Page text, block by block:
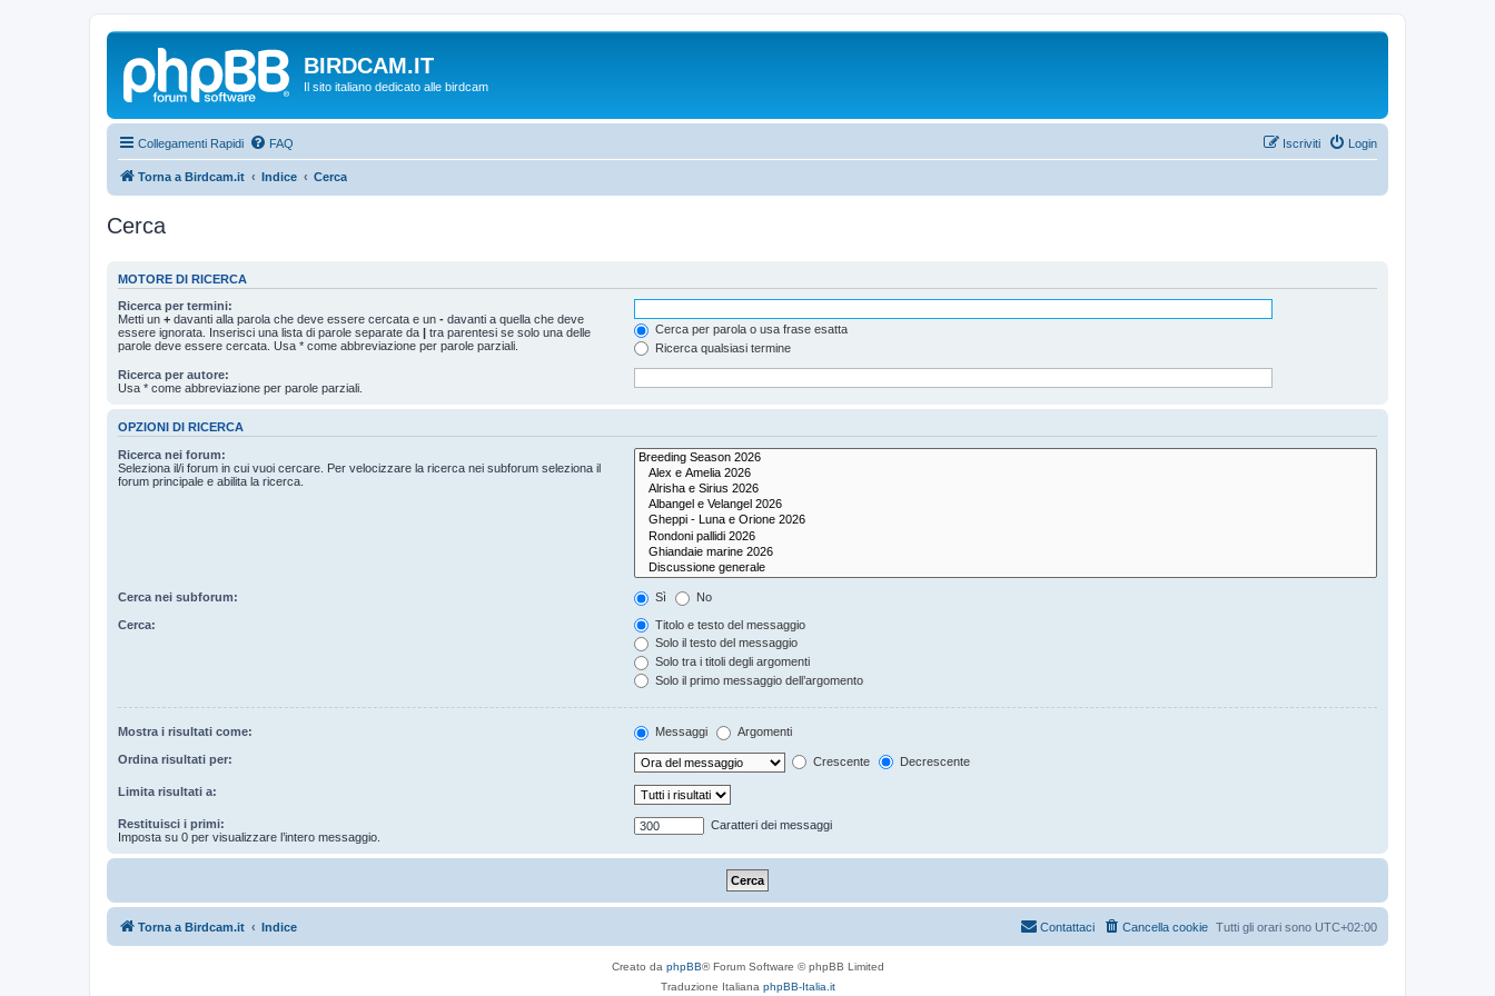
BIRDCAM.IT
Il sito italiano dedicato alle birdcam
Collegamenti Rapidi FAQ Login
Iscriviti
Torna a Birdcam.it Indice Cerca
Cerca
MOTORE DI RICERCA
Ricerca per termini:
Metti un + davanti alla parola che deve essere cercata e un - davanti a quella che deve
essere ignorata. Inserisci una lista di parole separate da | tra parentesi se solo una delle
parole deve essere cercata. Usa * come abbreviazione per parole parziali.
Cerca per parola o usa frase esatta
Ricerca qualsiasi termine
Ricerca per autore:
Usa * come abbreviazione per parole parziali.
OPZIONI DI RICERCA
Ricerca nei forum:
Seleziona il/i forum in cui vuoi cercare. Per velocizzare la ricerca nei subforum seleziona il
forum principale e abilita la ricerca.
Cerca nei subforum: Sì No
Cerca:
Titolo e testo del messaggio
Solo il testo del messaggio
Solo tra i titoli degli argomenti
Solo il primo messaggio dell’argomento
Mostra i risultati come: Messaggi Argomenti
Ordina risultati per: Crescente Decrescente
Limita risultati a:
Restituisci i primi:
Imposta su 0 per visualizzare l’intero messaggio.
Caratteri dei messaggi
Torna a Birdcam.it Indice Tutti gli orari sono UTC+02:00
Cancella cookie
Contattaci
Creato da phpBB® Forum Software © phpBB Limited
Traduzione Italiana phpBB-Italia.it